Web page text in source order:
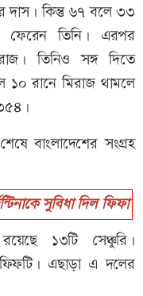
দাস। কিন্তু ৬৭ বলে ৩৩
তিনি। এরপর
তিনিও সঙ্গ দিতে
১০ রানে মিরাজ থামলে
বাংলাদেশের সংগ্রহ
সুবিধা দিল ফিফা
১৩টি সেঞ্চুরি।
এছাড়া এ দলের